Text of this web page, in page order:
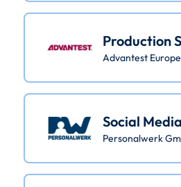
Production
Advantest
Social
Personalwerk